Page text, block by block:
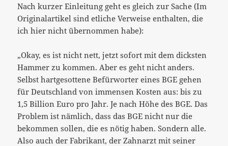
Nach kurzer Einleitung geht es gleich zur Sache (Im
Originalartikel sind etliche Verweise enthalten, die
ich hier nicht übernommen habe):
„Okay, es ist nicht nett, jetzt sofort mit dem dicksten
Hammer zu kommen. Aber es geht nicht anders.
Selbst hartgesottene Befürworter eines BGE gehen
für Deutschland von immensen Kosten aus: bis zu
1,5 Billion Euro pro Jahr. Je nach Höhe des BGE. Das
Problem ist nämlich, dass das BGE nicht nur die
bekommen sollen, die es nötig haben. Sondern alle.
Also auch der Fabrikant, der Zahnarzt mit seiner